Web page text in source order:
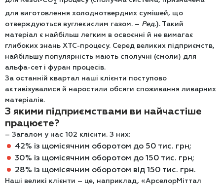
2
для виготовлення холоднотвердних сумішей, що
отверждуються вуглекислим газом. – Ред.). Такий
матеріал є найбільш легким в освоєнні й не вимагає
глибоких знань ХТС-процесу. Серед великих підприємств,
найбільшу популярність мають сполучні (смоли) для
альфа-сет і фуран процесів.
За останній квартал наші клієнти поступово
активізувалися й наростили обсяги споживання ливарних
матеріалів.
З якими підприємствами ви найчастіше
працюєте?
– Загалом у нас 102 клієнти. З них:
42% із щомісячним оборотом до 50 тис. грн;
30% із щомісячним оборотом до 150 тис. грн;
28% із щомісячним оборотом від 150 тис. грн.
Наші великі клієнти – це, наприклад, «АрселорМіттал